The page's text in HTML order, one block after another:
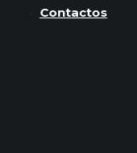
Contactos